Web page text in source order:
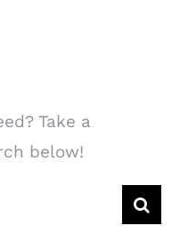
Take a
below!